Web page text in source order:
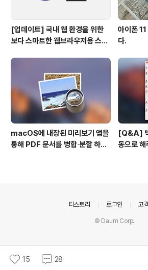
[업데이트] 국내 웹 환경을 위한
보다 스마트한 웹브라우저용 스타
아이폰 11
다.
macOS에 내장된 미리보기 앱을
통해 PDF 문서를 병합∙분할 하는
[Q&A]
동으로
15 28
티스토리 로그인 고
© Daum Corp.